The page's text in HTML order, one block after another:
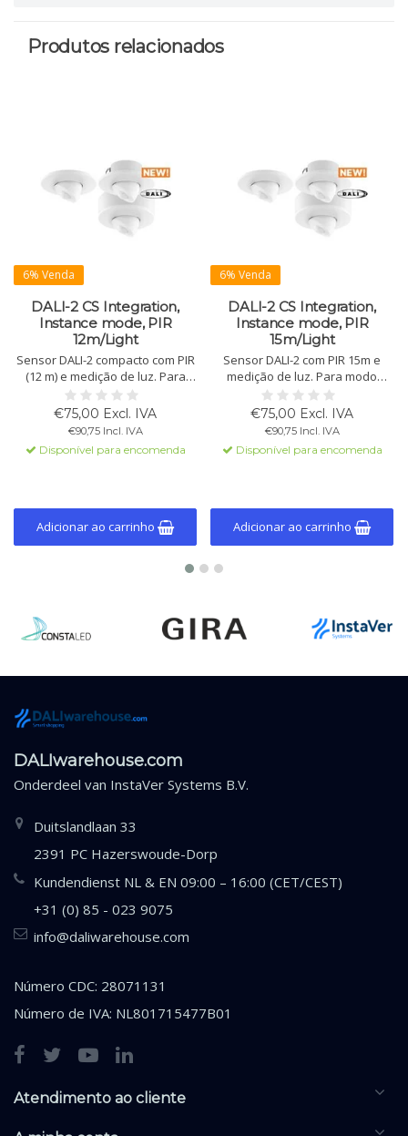
Produtos relacionados
6% Venda
DALI-2 CS Integration,
Instance mode, PIR
12m/Light
Sensor DALI-2 compacto com PIR
(12 m) e medição de luz. Para
modo instância com controle
central DALI-2. Montagem:
embutido, superfície ou teto.
Alimentação via barramento
DALI.
€75,00 Excl. IVA
€90,75 Incl. IVA
Disponível para encomenda
Adicionar ao carrinho
6% Venda
DALI-2 CS Integration,
Instance mode, PIR
15m/Light
Sensor DALI-2 com PIR 15m e
medição de luz. Para modo
instância com controle central
DALI-2. Montagem: embutido,
superfície ou teto. Alimentação
via barramento DALI.
€75,00 Excl. IVA
€90,75 Incl. IVA
Disponível para encomenda
Adicionar ao carrinho
DALIwarehouse.com
Onderdeel van InstaVer Systems B.V.
Duitslandlaan 33
2391 PC Hazerswoude-Dorp
Kundendienst NL & EN 09:00 – 16:00 (CET/CEST)
+31 (0) 85 - 023 9075
info@daliwarehouse.com
Número CDC: 28071131
Número de IVA: NL801715477B01
Atendimento ao cliente